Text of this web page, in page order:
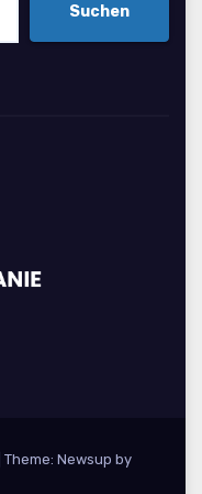
Suchen
Theme: Newsup by